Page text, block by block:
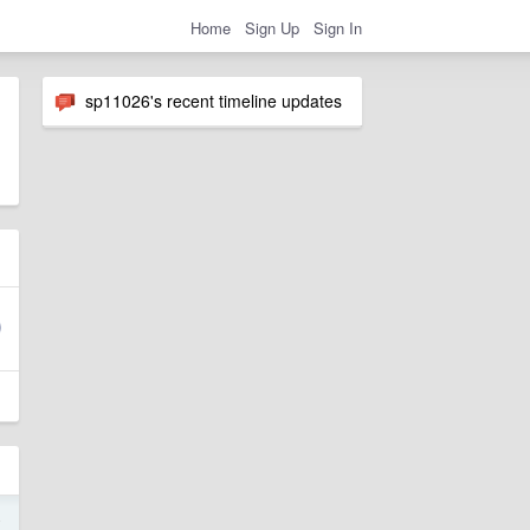
Home Sign Up Sign In
sp11026's recent timeline updates